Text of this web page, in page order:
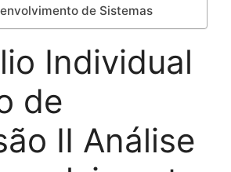
de Sistemas
Individual
de
II Análise